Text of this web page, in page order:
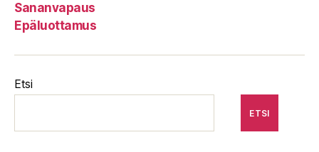
Sananvapaus
Epäluottamus
Etsi
ETSI